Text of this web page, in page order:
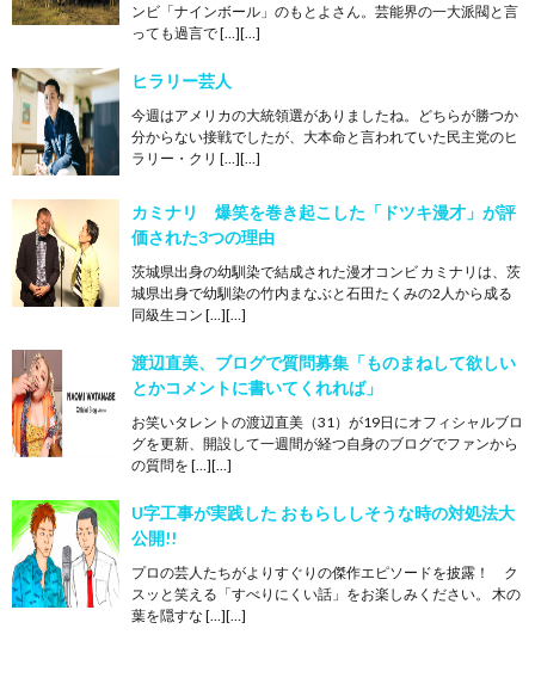
ンビ「ナインボール」のもとよさん。芸能界の一大派閥と言
っても過言で […][…]
ヒラリー芸人
今週はアメリカの大統領選がありましたね。どちらが勝つか
分からない接戦でしたが、大本命と言われていた民主党のヒ
ラリー・クリ […][…]
カミナリ 爆笑を巻き起こした「ドツキ漫才」が評
価された3つの理由
茨城県出身の幼馴染で結成された漫才コンビ カミナリは、茨
城県出身で幼馴染の竹内まなぶと石田たくみの2人から成る
同級生コン […][…]
渡辺直美、ブログで質問募集「ものまねして欲しい
とかコメントに書いてくれれば」
お笑いタレントの渡辺直美（31）が19日にオフィシャルブロ
グを更新、開設して一週間が経つ自身のブログでファンから
の質問を […][…]
U字工事が実践した おもらししそうな時の対処法大
公開!!
プロの芸人たちがよりすぐりの傑作エピソードを披露！ ク
スッと笑える「すべりにくい話」をお楽しみください。 木の
葉を隠すな […][…]